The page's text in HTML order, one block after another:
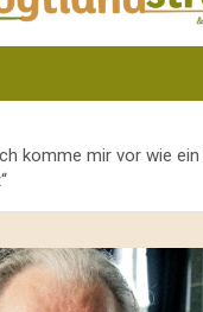
komme mir vor wie